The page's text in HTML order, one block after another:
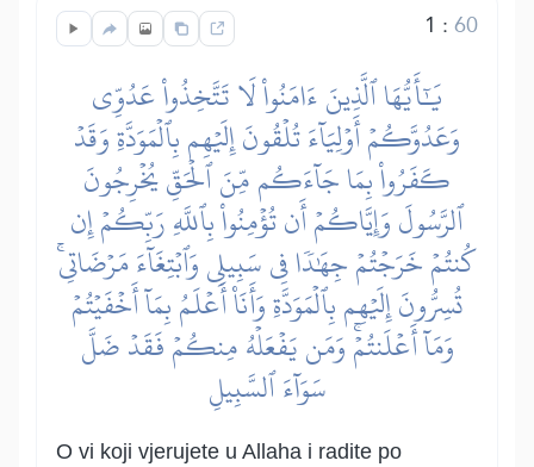
1 :60
يَٰٓأَيُّهَا ٱلَّذِينَ ءَامَنُواْ لَا تَتَّخِذُواْ عَدُوِّي
وَعَدُوَّكُمۡ أَوۡلِيَآءَ تُلۡقُونَ إِلَيۡهِم بِٱلۡمَوَدَّةِ وَقَدۡ
كَفَرُواْ بِمَا جَآءَكُم مِّنَ ٱلۡحَقِّ يُخۡرِجُونَ
ٱلرَّسُولَ وَإِيَّاكُمۡ أَن تُؤۡمِنُواْ بِٱللَّهِ رَبِّكُمۡ إِن
كُنتُمۡ خَرَجۡتُمۡ جِهَٰدٗا فِي سَبِيلِي وَٱبۡتِغَآءَ مَرۡضَاتِيۚ
تُسِرُّونَ إِلَيۡهِم بِٱلۡمَوَدَّةِ وَأَنَا۠ أَعۡلَمُ بِمَآ أَخۡفَيۡتُمۡ
وَمَآ أَعۡلَنتُمۡۚ وَمَن يَفۡعَلۡهُ مِنكُمۡ فَقَدۡ ضَلَّ
سَوَآءَ ٱلسَّبِيلِ
O vi koji vjerujete u Allaha i radite po